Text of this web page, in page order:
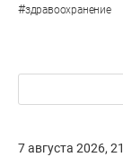
#здравоохранение
7 августа 2026,